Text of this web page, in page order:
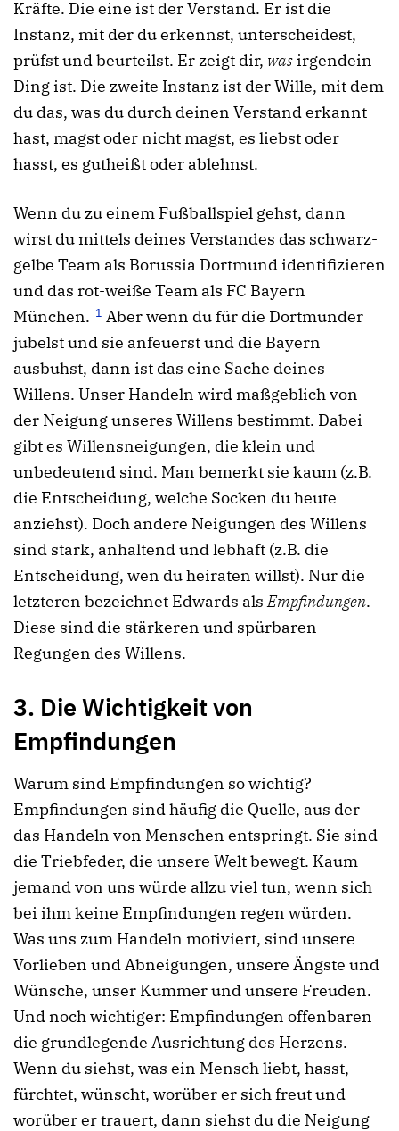
Kräfte. Die eine ist der Verstand. Er ist die
Instanz, mit der du erkennst, unterscheidest,
prüfst und beurteilst. Er zeigt dir, wasirgendein
Ding ist. Die zweite Instanz ist der Wille, mit dem
du das, was du durch deinen Verstand erkannt
hast, magst oder nicht magst, es liebst oder
hasst, es gutheißt oder ablehnst.
Wenn du zu einem Fußballspiel gehst, dann
wirst du mittels deines Verstandes das schwarz-
gelbe Team als Borussia Dortmund identifizieren
und das rot-weiße Team als FC Bayern
München. 1 Aber wenn du für die Dortmunder
jubelst und sie anfeuerst und die Bayern
ausbuhst, dann ist das eine Sache deines
Willens. Unser Handeln wird maßgeblich von
der Neigung unseres Willens bestimmt. Dabei
gibt es Willensneigungen, die klein und
unbedeutend sind. Man bemerkt sie kaum (z.B.
die Entscheidung, welche Socken du heute
anziehst). Doch andere Neigungen des Willens
sind stark, anhaltend und lebhaft (z.B. die
Entscheidung, wen du heiraten willst). Nur die
letzteren bezeichnet Edwards alsEmpfindungen.
Diese sind die stärkeren und spürbaren
Regungen des Willens.
3. Die Wichtigkeit von
Empfindungen
Warum sind Empfindungen so wichtig?
Empfindungen sind häufig die Quelle, aus der
das Handeln von Menschen entspringt. Sie sind
die Triebfeder, die unsere Welt bewegt. Kaum
jemand von uns würde allzu viel tun, wenn sich
bei ihm keine Empfindungen regen würden.
Was uns zum Handeln motiviert, sind unsere
Vorlieben und Abneigungen, unsere Ängste und
Wünsche, unser Kummer und unsere Freuden.
Und noch wichtiger: Empfindungen offenbaren
die grundlegende Ausrichtung des Herzens.
Wenn du siehst, was ein Mensch liebt, hasst,
fürchtet, wünscht, worüber er sich freut und
worüber er trauert, dann siehst du die Neigung